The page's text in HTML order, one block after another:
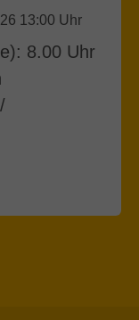
13:00 Uhr
8.00 Uhr